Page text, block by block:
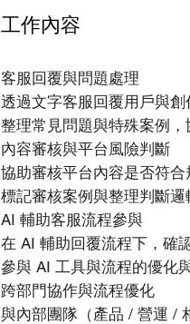
工作內容
客服回覆與問題處理
透過文字客服回覆用戶與
整理常見問題與特殊案例
內容審核與平台風險判斷
協助審核平台內容是否符
標記審核案例與整理判斷
AI 輔助客服流程參與
在 AI 輔助回覆流程下，確
參與 AI 工具與流程的優化
跨部門協作與流程優化
與內部團隊（產品 / 營運 /